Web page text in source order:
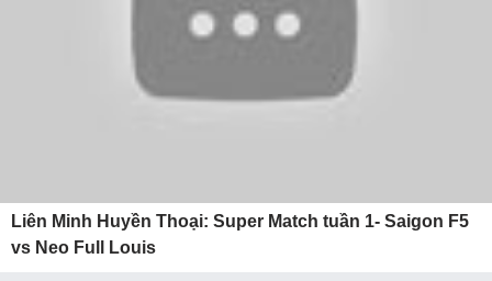
Liên Minh Huyền Thoại: Super Match tuần 1- Saigon F5
vs Neo Full Louis